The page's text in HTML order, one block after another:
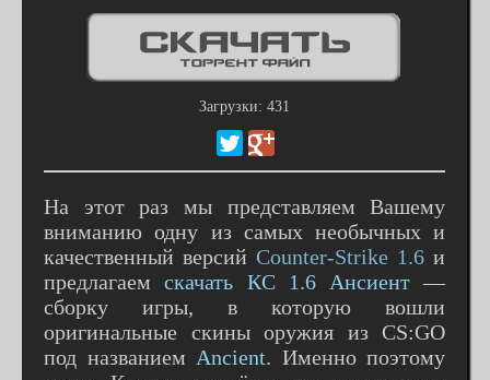
Загрузки: 431
На этот раз мы представляем Вашему
вниманию одну из самых необычных и
качественный версийCounter-Strike 1.6 и
предлагаемскачать КС 1.6 Ансиент —
сборку игры, в которую вошли
оригинальные скины оружия из CS:GO
под названием Ancient. Именно поэтому